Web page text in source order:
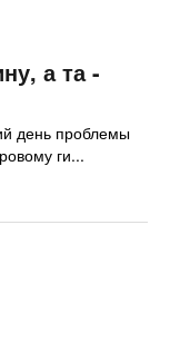
а та -
день проблемы
ги...